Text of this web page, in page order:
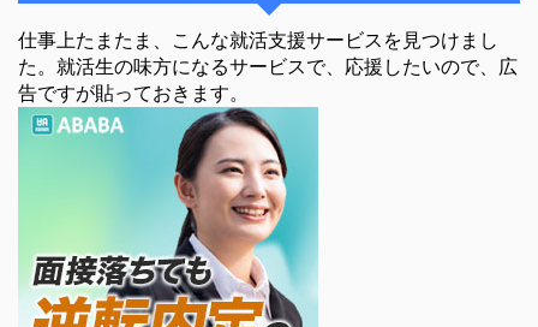
仕事上たまたま、こんな就活支援サービスを見つけまし
た。就活生の味方になるサービスで、応援したいので、広
告ですが貼っておきます。